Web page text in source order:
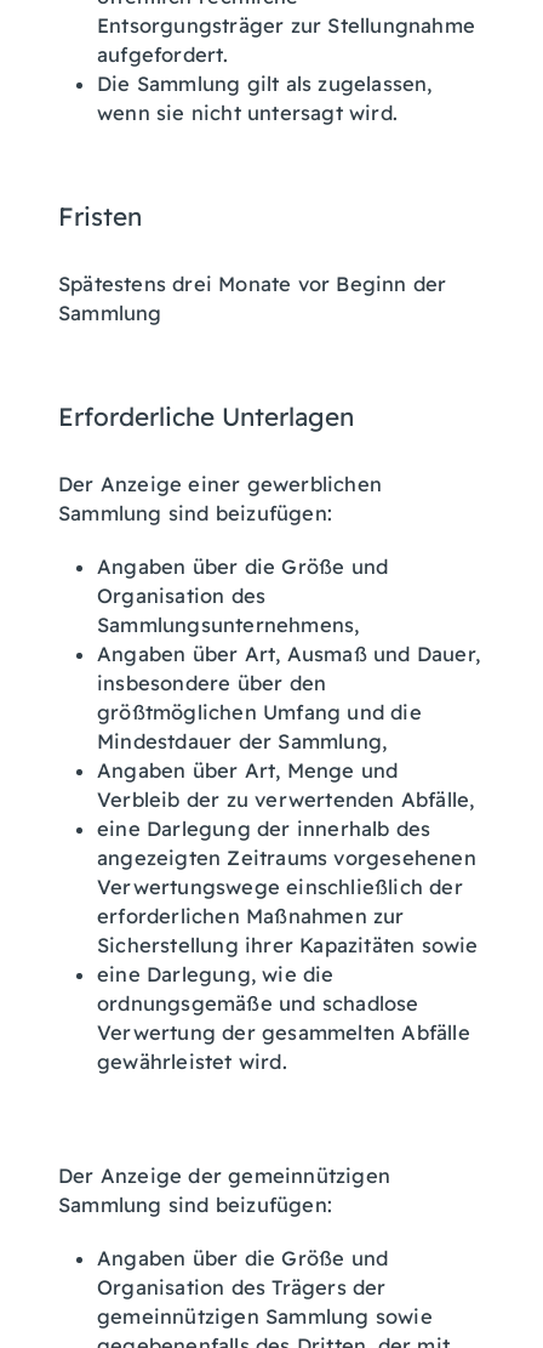
Entsorgungsträger zur Stellungnahme
aufgefordert.
Die Sammlung gilt als zugelassen,
wenn sie nicht untersagt wird.
Fristen
Spätestens drei Monate vor Beginn der
Sammlung
Erforderliche Unterlagen
Der Anzeige einer gewerblichen
Sammlung sind beizufügen:
Angaben über die Größe und
Organisation des
Sammlungsunternehmens,
Angaben über Art, Ausmaß und Dauer,
insbesondere über den
größtmöglichen Umfang und die
Mindestdauer der Sammlung,
Angaben über Art, Menge und
Verbleib der zu verwertenden Abfälle,
eine Darlegung der innerhalb des
angezeigten Zeitraums vorgesehenen
Verwertungswege einschließlich der
erforderlichen Maßnahmen zur
Sicherstellung ihrer Kapazitäten sowie
eine Darlegung, wie die
ordnungsgemäße und schadlose
Verwertung der gesammelten Abfälle
gewährleistet wird.
Der Anzeige der gemeinnützigen
Sammlung sind beizufügen:
Angaben über die Größe und
Organisation des Trägers der
gemeinnützigen Sammlung sowie